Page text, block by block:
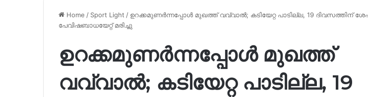
Home / Sport Light / ഉറക്കമുണർന്നപ്പോൾ മുഖത്ത് വവ്വാൽ; കടിയേറ്റ പാടില്ല, 19 ദിവസത്തിന്
പേവിഷബാധയേറ്റ് മരിച്ചു
ഉറക്കമുണർന്നപ്പോൾ മുഖത്ത്
വവ്വാൽ; കടിയേറ്റ പാടില്ല, 19